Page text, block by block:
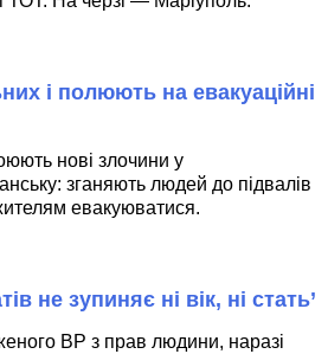
і полюють на евакуаційні
нові злочини у
зганяють людей до підвалів
евакуюватися.
не зупиняє ні вік, ні стать’
ВР з прав людини, наразі